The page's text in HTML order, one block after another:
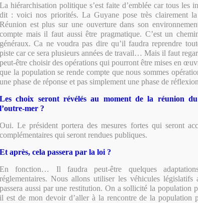
La hiérarchisation politique s’est faite d’emblée car tous les
dit : voici nos priorités. La Guyane pose très clairement
Réunion est plus sur une ouverture dans son
compte mais il faut aussi être pragmatique. C’est un
généraux. Ca ne voudra pas dire qu’il faudra reprendre
piste car ce sera plusieurs années de travail… Mais il faut
peut-être choisir des opérations qui pourront être mises en
que la population se rende compte que nous sommes
une phase de réponse et pas simplement une phase de
Les choix seront révélés au moment de la réunion
l’outre-mer ?
Oui. Le président portera des mesures fortes qui seront
complémentaires qui seront rendues publiques.
Et après, cela passera par la loi ?
En fonction… Il faudra peut-être quelques
réglementaires. Nous allons utiliser les véhicules
passera aussi par une restitution. On a sollicité la population
il est de mon devoir d’aller à la rencontre de la population